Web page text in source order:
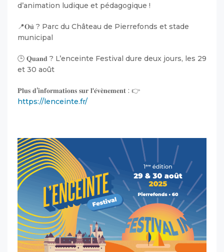
d’animation ludique et pédagogique !
📍𝐎𝐮̀ ? Parc du Château de Pierrefonds et stade
municipal
🕒 𝐐𝐮𝐚𝐧𝐝 ? L’enceinte Festival dure deux jours, les 29
et 30 août
𝐏𝐥𝐮𝐬 𝐝’𝐢𝐧𝐟𝐨𝐫𝐦𝐚𝐭𝐢𝐨𝐧𝐬 𝐬𝐮𝐫 𝐥'𝐞́𝐯𝐞̀𝐧𝐞𝐦𝐞𝐧𝐭 : 👉
https://lenceinte.fr/